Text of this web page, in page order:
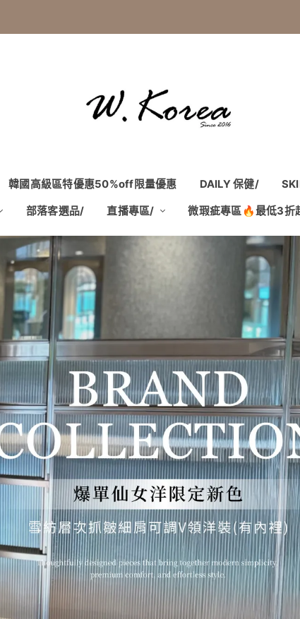
韓國高級區特優惠50%off限量優惠 DAILY 保健/
部落客選品/ 直播專區/ 微瑕疵專區🔥最低3折